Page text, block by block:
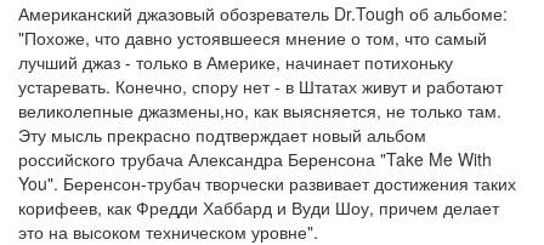
Американский джазовый обозреватель Dr.Tough об альбоме:
"Похоже, что давно устоявшееся мнение о том, что самый
лучший джаз - только в Америке, начинает потихоньку
устаревать. Конечно, спору нет - в Штатах живут и работают
великолепные джазмены,но, как выясняется, не только там.
Эту мысль прекрасно подтверждает новый альбом
российского трубача Александра Беренсона "Take Me With
You". Беренсон-трубач творчески развивает достижения таких
корифеев, как Фредди Хаббард и Вуди Шоу, причем делает
это на высоком техническом уровне".